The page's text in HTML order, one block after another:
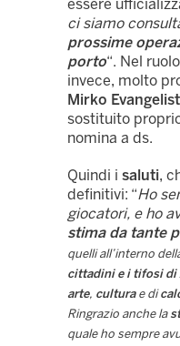
essere
ci siamo
prossime
porto“. Nel
invece, molto
Mirko
sostituito
nomina a ds.
Quindi i saluti,
definitivi: “Ho
giocatori, e ho
stima da tante
quelli all’interno
cittadini e i tifosi di
arte, culturae di
Ringrazio anche la
quale ho sempre